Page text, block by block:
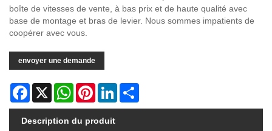
boîte de vitesses de vente, à bas prix et de haute qualité avec
base de montage et bras de levier. Nous sommes impatients de
coopérer avec vous.
envoyer une demande
Facebook
X WhatsAppPinterestLinkedIn
Description du produit